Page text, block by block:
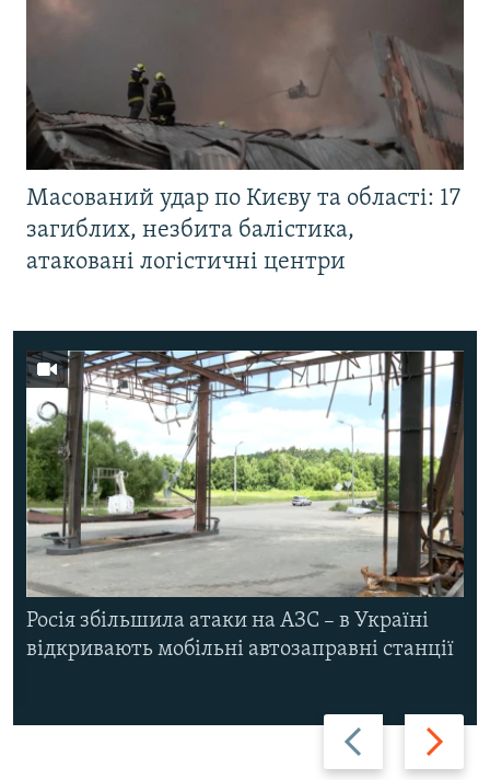
Масований удар по Києву та області: 17
загиблих, незбита балістика,
атаковані логістичні центри
Назад Вперед
Росія збільшила атаки на АЗС – в Україні
відкривають мобільні автозаправні станції